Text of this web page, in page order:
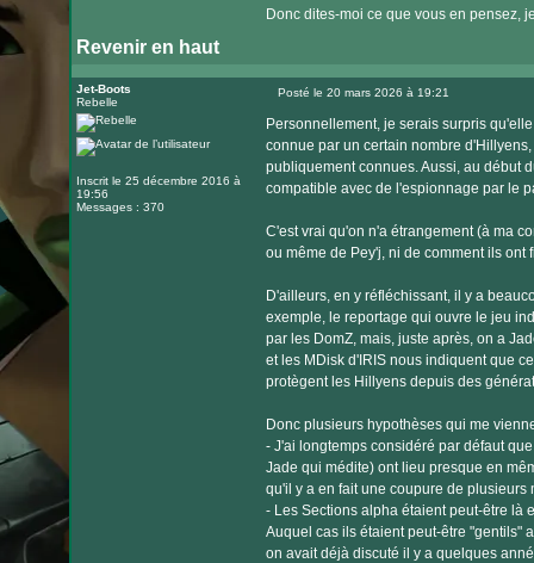
Donc dites-moi ce que vous en pensez,
Revenir en haut
Jet-Boots
Rebelle
Inscrit le 25 décembre 2016 à
19:56
Messages : 370
Posté le 20 mars 2026 à 19:21
Personnellement, je serais surpris
connue par un certain nombre
publiquement connues. Aussi, au début
compatible avec de l'espionnage par le
C'est vrai qu'on n'a étrangement (à ma
ou même de Pey'j, ni de comment ils ont
D'ailleurs, en y réfléchissant, il y a
exemple, le reportage qui ouvre le jeu
par les DomZ, mais, juste après, on a
et les MDisk d'IRIS nous indiquent que
protègent les Hillyens depuis des
Donc plusieurs hypothèses qui me
- J'ai longtemps considéré par défaut
Jade qui médite) ont lieu presque en
qu'il y a en fait une coupure de
- Les Sections alpha étaient peut-être là
Auquel cas ils étaient peut-être "gentils"
on avait déjà discuté il y a quelques